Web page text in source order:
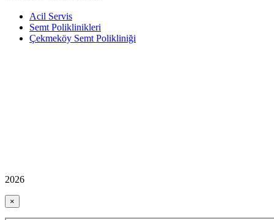
Acil Servis
Semt Poliklinikleri
Çekmeköy Semt Polikliniği
2026
×